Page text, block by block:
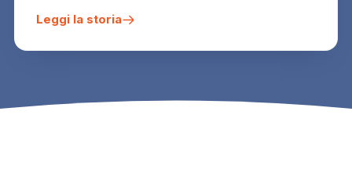
Leggi la storia